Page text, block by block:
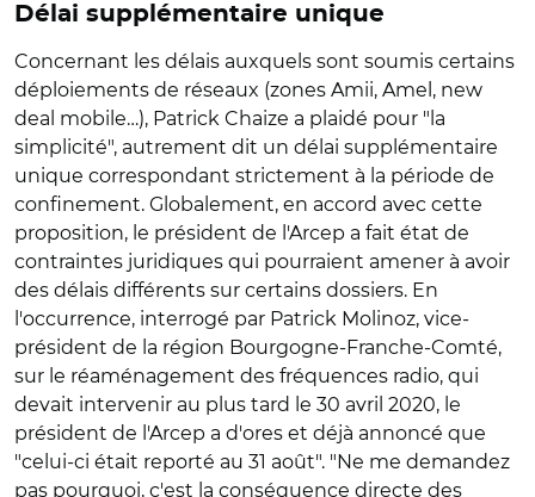
Délai supplémentaire unique
Concernant les délais auxquels sont soumis certains
déploiements de réseaux (zones Amii, Amel, new
deal mobile…), Patrick Chaize a plaidé pour "la
simplicité", autrement dit un délai supplémentaire
unique correspondant strictement à la période de
confinement. Globalement, en accord avec cette
proposition, le président de l'Arcep a fait état de
contraintes juridiques qui pourraient amener à avoir
des délais différents sur certains dossiers. En
l'occurrence, interrogé par Patrick Molinoz, vice-
président de la région Bourgogne-Franche-Comté,
sur le réaménagement des fréquences radio, qui
devait intervenir au plus tard le 30 avril 2020, le
président de l'Arcep a d'ores et déjà annoncé que
"celui-ci était reporté au 31 août". "Ne me demandez
pas pourquoi, c'est la conséquence directe des